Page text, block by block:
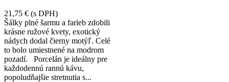
21,75 € (s DPH)
Šálky plné šarmu a farieb zdobili
krásne ružové kvety, exotický
nádych dodal čierny motýľ. Celé
to bolo umiestnené na modrom
pozadí. Porcelán je ideálny pre
každodennú rannú kávu,
popoludňajšie stretnutia s...